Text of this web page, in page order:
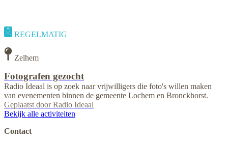
REGELMATIG
Zelhem
Fotografen gezocht
Radio Ideaal is op zoek naar vrijwilligers die foto's willen maken
van evenementen binnen de gemeente Lochem en Bronckhorst.
Geplaatst door Radio Ideaal
Bekijk alle activiteiten
Contact